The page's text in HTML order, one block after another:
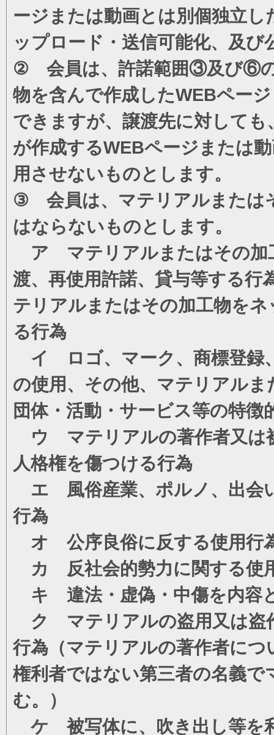
ージまたは動画とは別個独立
ップロード・送信可能化、及
② 会員は、許諾範囲③及び⑥の
物を含んで作成したWEBペー
できますが、譲渡先に対して
が作成するWEBページまたは
用させないものとします。
③ 会員は、マテリアルまたは
はならないものとします。
ア マテリアルまたはその加
渡、再使用許諾、貸与等する行
テリアルまたはその加工物を
る行為
イ ロゴ、マーク、商標登録
の使用、その他、マテリアル
団体・活動・サービス等の特
ウ マテリアルの著作者又は
人格権を傷つける行為
エ 風俗産業、ポルノ、出会
行為
オ 公序良俗に反する使用行
カ 反社会的勢力に関する使
キ 違法・虚偽・中傷を内容
ク マテリアルの盗用又は盗
行為（マテリアルの著作者に
権利者ではない第三者の名義
む。）
ケ 被写体に、吹き出し等を